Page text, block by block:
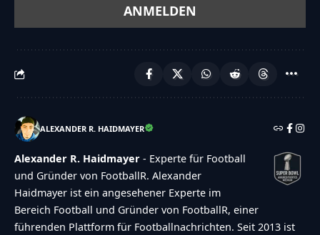
Boundary-
Space-
Z\/X-
ALEXANDER R. HAIDMAYER
Alexander R. Haidmayer - Experte für Football
und Gründer von FootballR. Alexander
Haidmayer ist ein angesehener Experte im
Bereich Football und Gründer von FootballR, einer
führenden Plattform für Footballnachrichten. Seit 2013 ist